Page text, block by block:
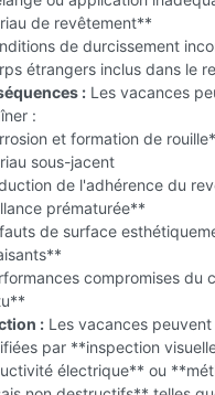
de revêtement**
de durcissement
étrangers inclus dans le
: Les vacances
:
et formation de
sous-jacent
de l'adhérence du
prématurée**
de surface
compromises du
: Les vacances
par **inspection
électrique** ou